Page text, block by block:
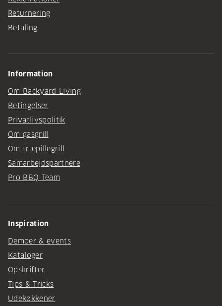
Returnering
Betaling
Information
Om Backyard Living
Betingelser
Privatlivspolitik
Om gasgrill
Om træpillegrill
Samarbejdspartnere
Pro BBQ Team
Inspiration
Demoer & events
Kataloger
Opskrifter
Tips & Tricks
Udekøkkener